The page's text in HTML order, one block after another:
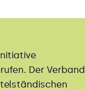
Der Verband